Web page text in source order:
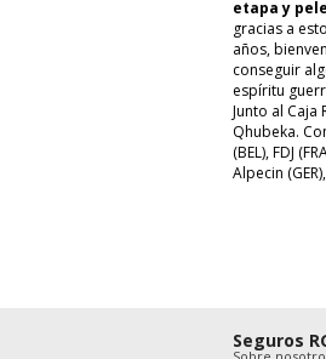
etapa y
gracias a
años,
conseguir
espíritu
Junto al
Qhubeka.
(BEL), FDJ
Alpecin
Seguros